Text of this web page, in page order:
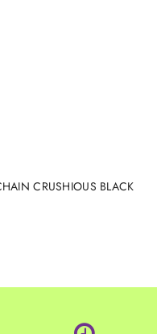
CRUSHIOUS BLACK